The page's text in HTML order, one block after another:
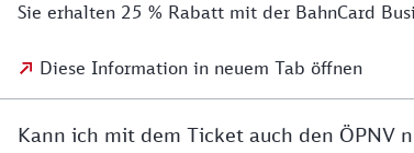
Sie erhalten 25 % Rabatt mit der BahnCard
Diese Information in neuem Tab öffnen
Kann ich mit dem Ticket auch den ÖPNV